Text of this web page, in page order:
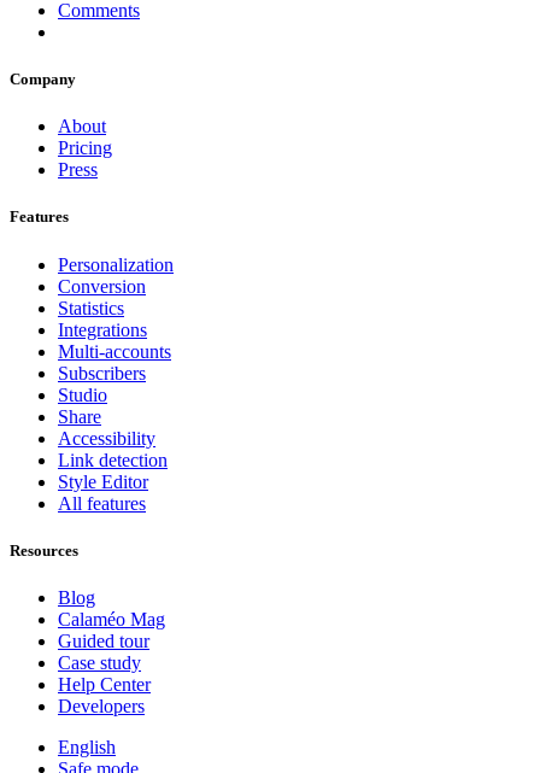
Comments
Company
About
Pricing
Press
Features
Personalization
Conversion
Statistics
Integrations
Multi-accounts
Subscribers
Studio
Share
Accessibility
Link detection
Style Editor
All features
Resources
Blog
Calaméo Mag
Guided tour
Case study
Help Center
Developers
English
Safe mode